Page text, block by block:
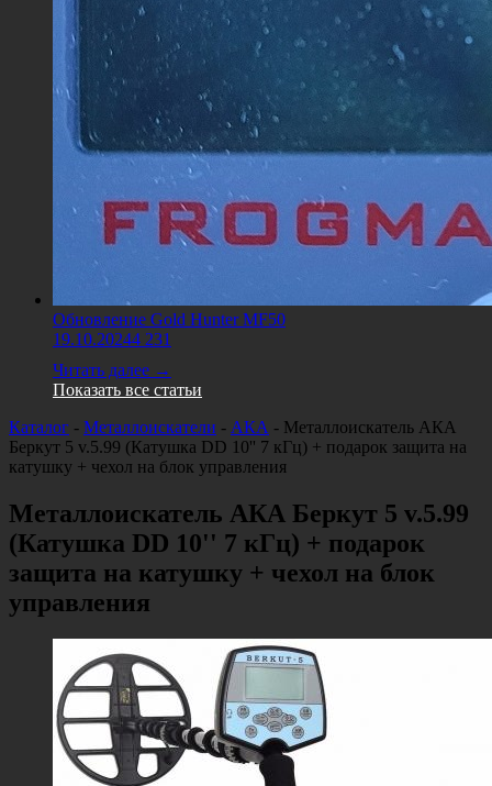
Обновление Gold Hunter MF50
19.10.20244 231
Читать далее →
Показать все статьи
Каталог - Металлоискатели - АКА - Металлоискатель АКА
Беркут 5 v.5.99 (Катушка DD 10'' 7 кГц) + подарок защита на
катушку + чехол на блок управления
Металлоискатель АКА Беркут 5 v.5.99
(Катушка DD 10'' 7 кГц) + подарок
защита на катушку + чехол на блок
управления